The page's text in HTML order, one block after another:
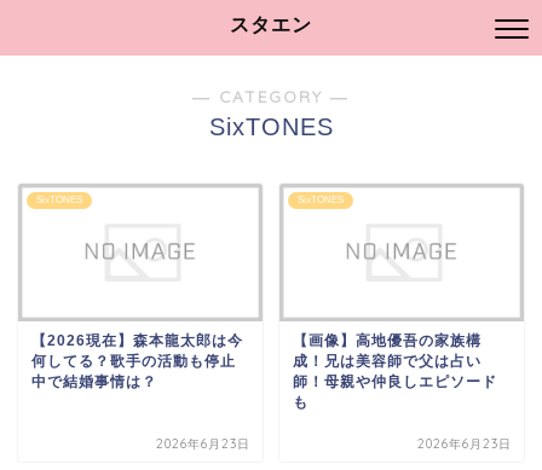
スタエン
― CATEGORY ―
SixTONES
SixTONES
【2026現在】森本龍太郎は今
何してる？歌手の活動も停止
中で結婚事情は？
2026年6月23日
SixTONES
【画像】高地優吾の家族構
成！兄は美容師で父は占い
師！母親や仲良しエピソード
も
2026年6月23日